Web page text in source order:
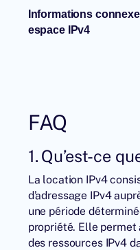
Informations
espace IPv4
FAQ
1. Qu’est-ce
La location IPv4
d’adressage IPv4
une période
propriété. Elle permet
des ressources IPv4